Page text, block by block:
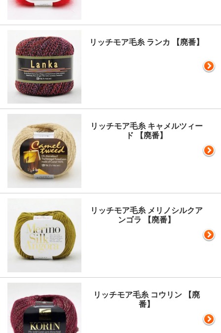
リッチモア毛糸 ランカ 【廃番】
リッチモア毛糸 キャメルツィー
ド 【廃番】
リッチモア毛糸 メリノシルクア
ンゴラ 【廃番】
リッチモア毛糸 コウリン 【廃
番】